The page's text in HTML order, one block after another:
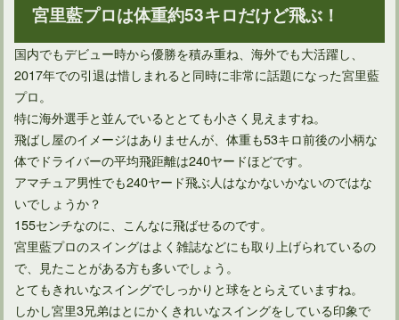
ドライバーを構えたときの手首の角度は再現できる？
宮里藍プロは体重約53キロだけど飛ぶ！
国内でもデビュー時から優勝を積み重ね、海外でも大活躍し、
2017年での引退は惜しまれると同時に非常に話題になった宮里藍
プロ。
特に海外選手と並んでいるととても小さく見えますね。
飛ばし屋のイメージはありませんが、体重も53キロ前後の小柄な
体でドライバーの平均飛距離は240ヤードほどです。
アマチュア男性でも240ヤード飛ぶ人はなかないかないのではな
いでしょうか？
155センチなのに、こんなに飛ばせるのです。
宮里藍プロのスイングはよく雑誌などにも取り上げられているの
で、見たことがある方も多いでしょう。
とてもきれいなスイングでしっかりと球をとらえていますね。
しかし宮里3兄弟はとにかくきれいなスイングをしている印象で